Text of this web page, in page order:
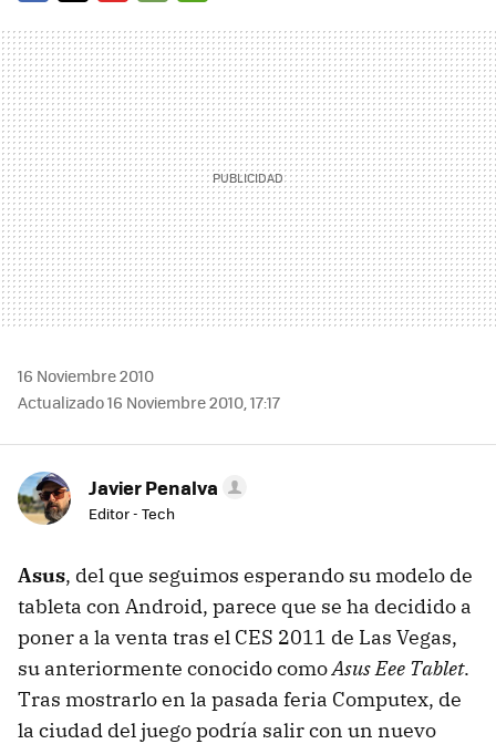
MAIL
16 Noviembre 2010
Actualizado 16 Noviembre 2010, 17:17
Javier Penalva
Editor - Tech
Asus, del que seguimos esperando su modelo de
tableta con Android, parece que se ha decidido a
poner a la venta tras el CES 2011 de Las Vegas,
su anteriormente conocido comoAsus Eee Tablet.
Tras mostrarlo en la pasada feria Computex, de
la ciudad del juego podría salir con un nuevo